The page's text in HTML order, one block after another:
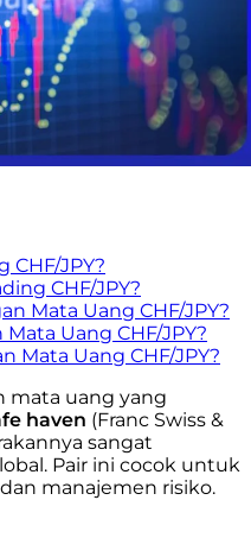
CHF/JPY?
CHF/JPY?
Mata Uang CHF/JPY?
Uang CHF/JPY?
Mata Uang CHF/JPY?
mata uang yang
haven (Franc Swiss &
sangat
Pair ini cocok untuk
manajemen risiko.